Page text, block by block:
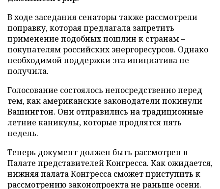
В ходе заседания сенаторы также рассмотрели
поправку, которая предлагала запретить
применение подобных пошлин к странам –
покупателям российских энергоресурсов. Однако
необходимой поддержки эта инициатива не
получила.
Голосование состоялось непосредственно перед
тем, как американские законодатели покинули
Вашингтон. Они отправились на традиционные
летние каникулы, которые продлятся пять
недель.
Теперь документ должен быть рассмотрен в
Палате представителей Конгресса. Как ожидается,
нижняя палата Конгресса сможет приступить к
рассмотрению законопроекта не раньше осени.